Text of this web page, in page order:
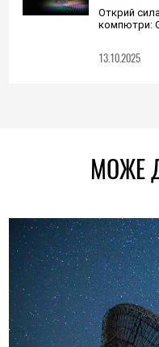
Открий
компютри:
13.10.2025
МОЖЕ